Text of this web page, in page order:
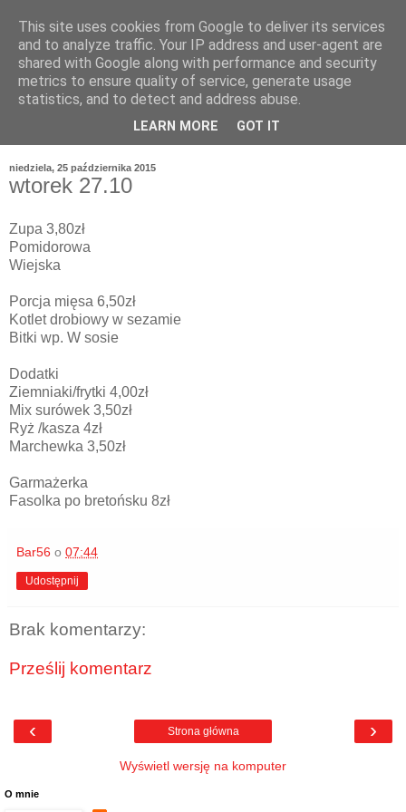
niedziela, 25 października 2015
wtorek 27.10
Zupa 3,80zł
Pomidorowa
Wiejska
Porcja mięsa 6,50zł
Kotlet drobiowy w sezamie
Bitki wp. W sosie
Dodatki
Ziemniaki/frytki 4,00zł
Mix surówek 3,50zł
Ryż /kasza 4zł
Marchewka 3,50zł
Garmażerka
Fasolka po bretońsku 8zł
Bar56 o 07:44
Udostępnij
Brak komentarzy:
Prześlij komentarz
‹ ›
Strona główna
Wyświetl wersję na komputer
O mnie
This site uses cookies from Google to deliver its services
and to analyze traffic. Your IP address and user-agent are
shared with Google along with performance and security
metrics to ensure quality of service, generate usage
statistics, and to detect and address abuse.
LEARN MORE GOT IT